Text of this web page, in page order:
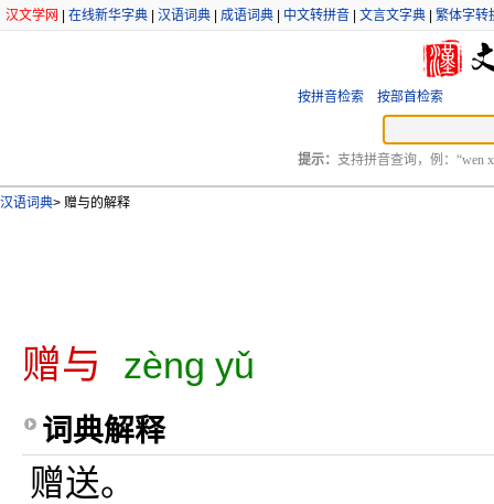
汉文学网 在线新华字典 汉语词典 成语词典 中文转拼音 文言文字典 繁体字转
按拼音检索 按部首检索
提示： 支持拼音查询，例：“wen
汉语词典> 赠与的解释
赠与 zèng yǔ
词典解释
赠送。